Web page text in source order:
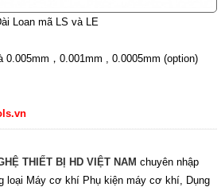
Loan mã LS và LE
，0.001mm , 0.0005mm (option)
THIẾT BỊ HD VIỆT NAM chuyên nhập
loại Máy cơ khí Phụ kiện máy cơ khí, Dụng